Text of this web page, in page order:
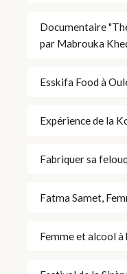
Documentaire
par Mabrouka
Esskifa Food à
Expérience de la
Fabriquer sa
Fatma Samet,
Femme et alcool à